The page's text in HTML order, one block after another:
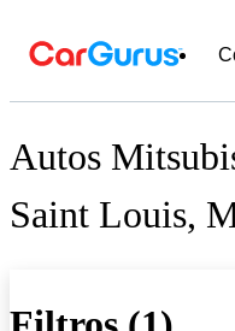
Autos
Saint Louis,